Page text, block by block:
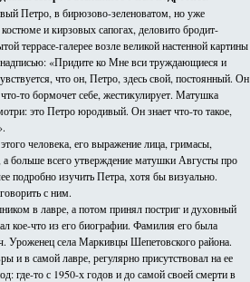
Петро, в бирюзово-зеленоватом, но уже
и кирзовых сапогах, деловито бродит-
террасе-галерее возле великой настенной картины
«Придите ко Мне вси труждающиеся и
что он, Петро, здесь свой, постоянный. Он
то бормочет себе, жестикулирует. Матушка
это Петро юродивый. Он знает что-то такое,
человека, его выражение лица, гримасы,
больше всего утверждение матушки Августы про
подробно изучить Петра, хотя бы визуально.
с ним.
в лавре, а потом принял постриг и духовный
кое-что из его биографии. Фамилия его была
Уроженец села Маркивцы Шепетовского района.
и в самой лавре, регулярно присутствовал на ее
где-то с 1950-х годов и до самой своей смерти в